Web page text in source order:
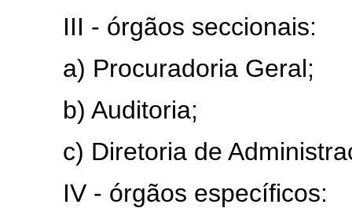
III - órgãos seccionais:
a) Procuradoria Geral;
b) Auditoria;
c) Diretoria de
IV - órgãos específicos: